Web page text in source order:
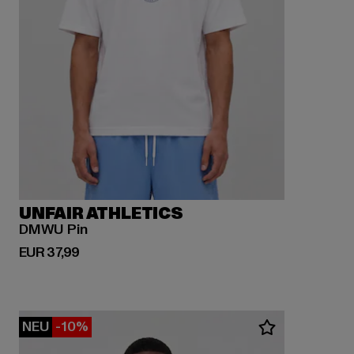
UNFAIR ATHLETICS
DMWU Pin
EUR 37,99
Derzeitiger Preis: EUR 37,99
NEU -10%